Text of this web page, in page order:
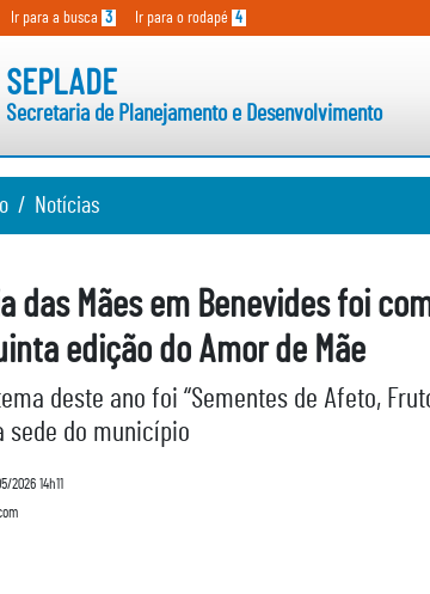
e
Ir para a busca 3 Ir para o rodapé 4
SEPLADE
Secretaria de Planejamento e Desenvolvimento
Notícias
das Mães em Benevides foi
edição do Amor de Mãe
deste ano foi “Sementes de Afeto,
sede do município
2026 14h11